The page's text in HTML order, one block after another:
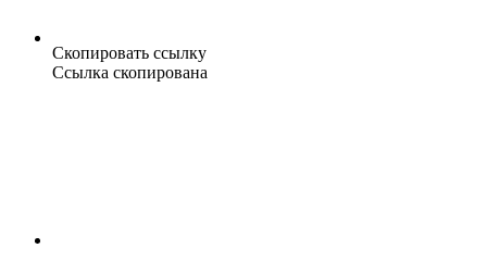
Скопировать ссылку
Ссылка скопирована